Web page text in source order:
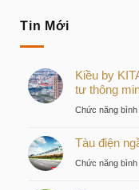
Tin Mới
Kiều by
tư thông
Chức năng bình
Tàu điện
Chức năng bình